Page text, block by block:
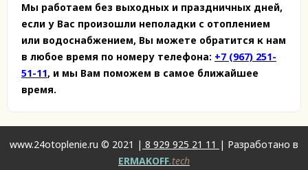
Мы работаем без выходных и праздничных дней,
если у Вас произошли неполадки с отоплением
или водоснабжением, Вы можете обратится к нам
в любое время по номеру телефона: +7 (967) 251-
51-11, и мы Вам поможем в самое ближайшее
время.
www.24otoplenie.ru © 2021 | 8 929 925 21 11 | Разработано в
ERMAKOFF.tech